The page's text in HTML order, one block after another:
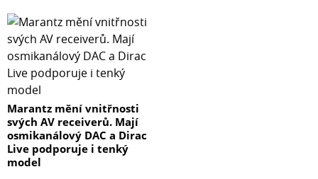
Marantz mění vnitřnosti
svých AV receiverů. Mají
osmikanálový DAC a Dirac
Live podporuje i tenký
model